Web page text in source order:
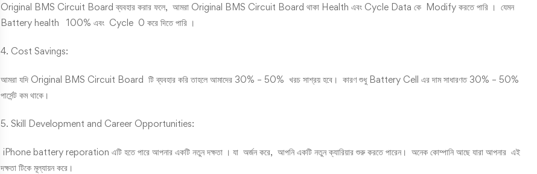
Original BMS Circuit Board ব্যবহার করার ফলে, আমরা Original BMS Circuit Board থাকা Health এবং Cycle Data কে Modify করতে পারি । যেমন
Battery health 100% এবং Cycle 0 করে দিতে পারি ।
4. Cost Savings:
আমরা যদি Original BMS Circuit Board টি ব্যবহার করি তাহলে আমাদের 30% – 50% খরচ সাশ্রয় হবে। কারণ শুধু Battery Cell এর দাম সাধারণত 30% – 50%
পার্সেন্ট কম থাকে।
5. Skill Development and Career Opportunities:
iPhone battery reporation এটি হতে পারে আপনার একটি নতুন দক্ষতা । যা অর্জন করে, আপনি একটি নতুন ক্যারিয়ার শুরু করতে পারেন। অনেক কোম্পানি আছে যারা আপনার এই
দক্ষতা টিকে মূল্যায়ন করে।